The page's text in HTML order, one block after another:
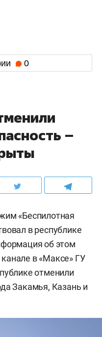
0
–
«Беспилотная
в республике
об этом
в «Максе» ГУ
отменили
Закамья, Казань и